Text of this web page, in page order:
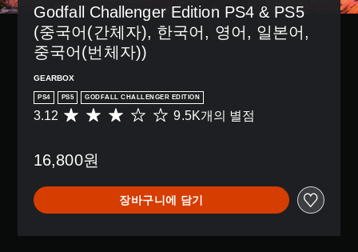
Godfall Challenger Edition PS4 & PS5
(중국어(간체자), 한국어, 영어, 일본어,
중국어(번체자))
GEARBOX
PS4 PS5 GODFALL CHALLENGER EDITION
총
5
별
점
으
3.12 9.5K개의 별점
16,800원
장바구니에 담기